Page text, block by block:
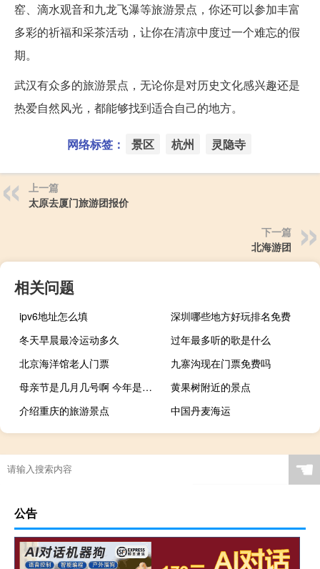
窑、滴水观音和九龙飞瀑等旅游景点，你还可以参加丰富
多彩的祈福和采茶活动，让你在清凉中度过一个难忘的假
期。
武汉有众多的旅游景点，无论你是对历史文化感兴趣还是
热爱自然风光，都能够找到适合自己的地方。
网络标签： 景区 杭州 灵隐寺
上一篇
太原去厦门旅游团报价
下一篇
北海游团
相关问题
ipv6地址怎么填
深圳哪些地方好玩排名免费
冬天早晨最冷运动多久
过年最多听的歌是什么
北京海洋馆老人门票
九寨沟现在门票免费吗
母亲节是几月几号啊 今年是第几个母亲节
黄果树附近的景点
介绍重庆的旅游景点
中国丹麦海运
☚
公告